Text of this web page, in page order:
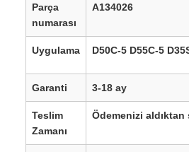
Parça
numarası
A134026
Uygulama D50C-5 D55C-5
Garanti 3-18 ay
Teslim
Zamanı
Ödemenizi